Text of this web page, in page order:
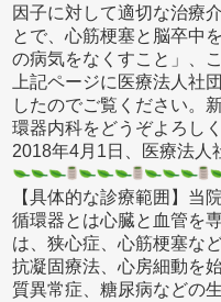
因子に対して適切な治療
とで、心筋梗塞と脳卒中
の病気をなくすこと」、
上記ページに医療法人社
したのでご覧ください。
環器内科をどうぞよろし
2018年4月1日、医療法人
【具体的な診療範囲】当
循環器とは心臓と血管を
は、狭心症、心筋梗塞な
抗凝固療法、心房細動を
質異常症、糖尿病などの